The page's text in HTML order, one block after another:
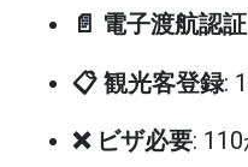
📄 電子渡航認証
📋 観光客登録:
❌ ビザ必要: